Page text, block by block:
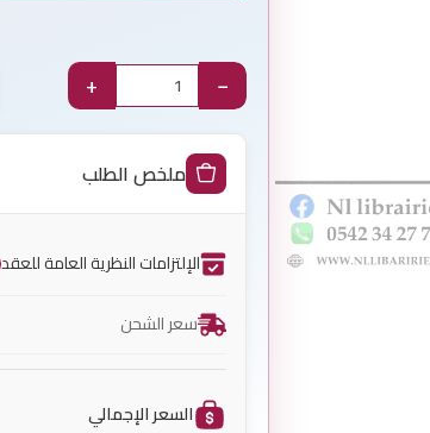
−
+
ملخص الطلب
الإلتزامات النظرية العامة للعقد
سعر الشحن
السعر الإجمالي